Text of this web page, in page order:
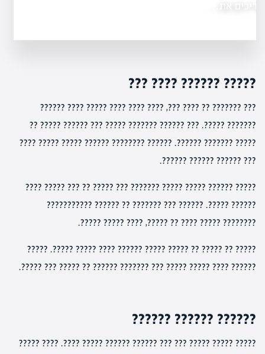
????? ?????? ???? ???
??? ??????? ?? ???? ???, ???? ???? ???? ????? ???? ??????
??????? ?????. ??? ?????? ??????? ????? ??? ?????? ????? ??
????? ??????? ??????. ?????? ???????? ?????? ????? ????? ????
??? ?????? ?????? ??????.
????? ?????? ????? ????? ??????? ??? ????? ?? ??? ????? ????
?????? ?????. ?????? ??? ??????? ?? ?????? ???????????
???????? ????? ???? ?? ?????, ???? ????? ?????.
????? ?? ????? ?? ????? ????? ?????? ???? ????? ?????. ?????
?????? ???? ????? ????? ??? ??????? ?????? ?? ????? ??? ?????.
?????? ?????? ??????
????? ????? ????? ??? ??? ?????? ?????? ????? ????. ???? ?????